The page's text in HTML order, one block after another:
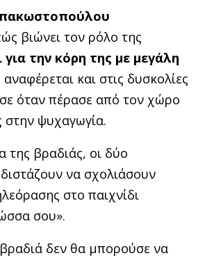
βιώνει τον ρόλο της
για την κόρη της με μεγάλη
και στις δυσκολίες
όταν πέρασε από τον χώρο
ψυχαγωγία.
της βραδιάς, οι δύο
να σχολιάσουν
στο παιχνίδι
σου».
δεν θα μπορούσε να